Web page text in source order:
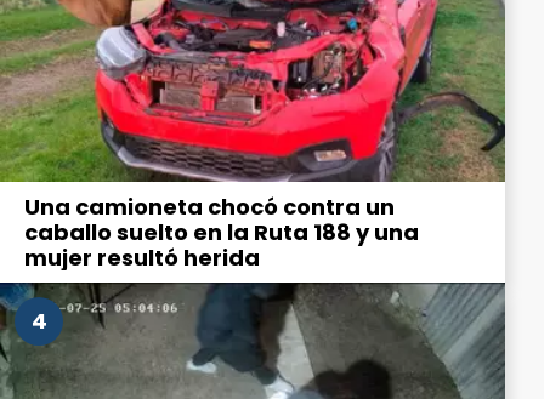
Una camioneta chocó contra un
caballo suelto en la Ruta 188 y una
mujer resultó herida
4